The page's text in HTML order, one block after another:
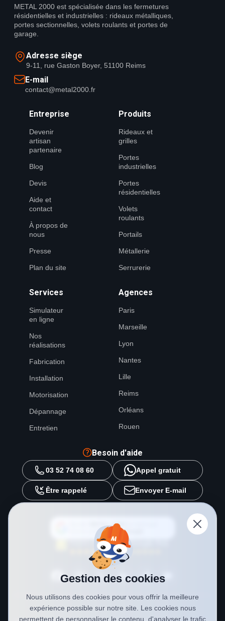
METAL 2000 est spécialisée dans les fermetures
résidentielles et industrielles : rideaux métalliques,
portes sectionnelles, volets roulants et portes de
garage.
Adresse siège
9-11, rue Gaston Boyer, 51100 Reims
E-mail
contact@metal2000.fr
Entreprise
Devenir
artisan
partenaire
Blog
Devis
Aide et
contact
À propos de
nous
Presse
Plan du site
Produits
Rideaux et
grilles
Portes
industrielles
Portes
résidentielles
Volets
roulants
Portails
Métallerie
Serrurerie
Services
Simulateur
en ligne
Nos
réalisations
Fabrication
Installation
Motorisation
Dépannage
Entretien
Agences
Paris
Marseille
Lyon
Nantes
Lille
Reims
Orléans
Rouen
Besoin d'aide
03 52 74 08 60 Appel gratuit
Être rappelé Envoyer E-mail
METAL 2000
source préférée surGoogle
Gestion des cookies
Nous utilisons des cookies pour vous offrir la meilleure
expérience possible sur notre site. Les cookies nous
permettent de personnaliser le contenu, d'analyser le trafic